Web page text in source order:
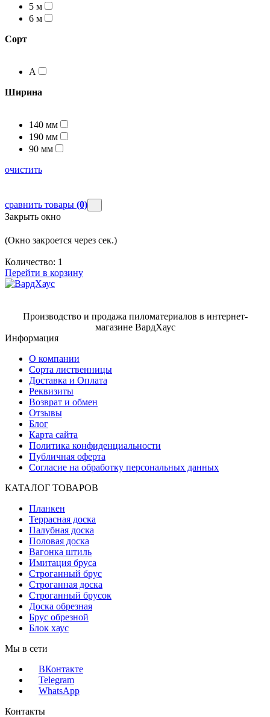
5 м
6 м
Сорт
А
Ширина
140 мм
190 мм
90 мм
очистить
сравнить товары (0)
Закрыть окно
(Окно закроется через сек.)
Количество: 1
Перейти в корзину
Производство и продажа пиломатериалов в интернет-
магазине ВардХаус
Информация
О компании
Сорта лиственницы
Доставка и Оплата
Реквизиты
Возврат и обмен
Отзывы
Блог
Карта сайта
Политика конфиденциальности
Публичная оферта
Согласие на обработку персональных данных
КАТАЛОГ ТОВАРОВ
Планкен
Террасная доска
Палубная доска
Половая доска
Вагонка штиль
Имитация бруса
Строганный брус
Строганная доска
Строганный брусок
Доска обрезная
Брус обрезной
Блок хаус
Мы в сети
ВКонтакте
Telegram
WhatsApp
Контакты